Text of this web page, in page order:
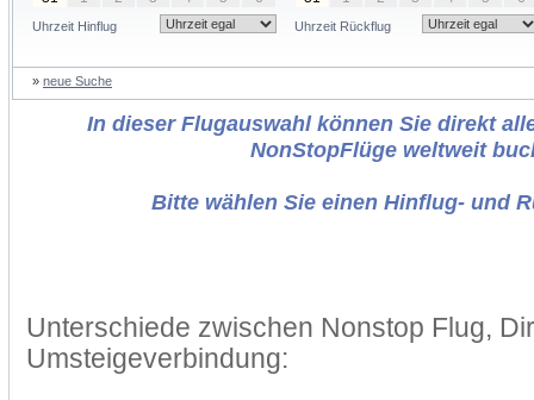
Uhrzeit Hinflug Uhrzeit Rückflug
» neue Suche
In dieser Flugauswahl können Sie direkt
NonStopFlüge weltweit
Bitte wählen Sie einen Hinflug- und
Unterschiede zwischen Nonstop Flug,
Umsteigeverbindung: